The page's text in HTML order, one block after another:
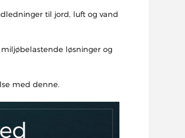
til jord, luft og vand
løsninger og
med denne.